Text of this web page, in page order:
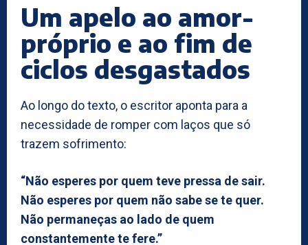
Um apelo ao amor-
próprio e ao fim de
ciclos desgastados
Ao longo do texto, o escritor aponta para a
necessidade de romper com laços que só
trazem sofrimento:
“Não esperes por quem teve pressa de sair.
Não esperes por quem não sabe se te quer.
Não permaneças ao lado de quem
constantemente te fere.”